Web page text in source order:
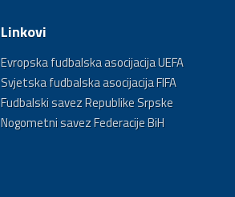
Linkovi
Evropska fudbalska asocijacija UEFA
Svjetska fudbalska asocijacija FIFA
Fudbalski savez Republike Srpske
Nogometni savez Federacije BiH